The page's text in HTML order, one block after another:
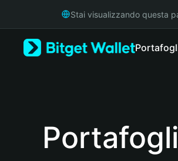
Русский
Stai visualizzando questa